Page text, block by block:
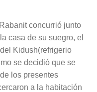
concurrió junto
casa de su suegro, el
Kidush(refrigerio
se decidió que se
los presentes
a la habitación